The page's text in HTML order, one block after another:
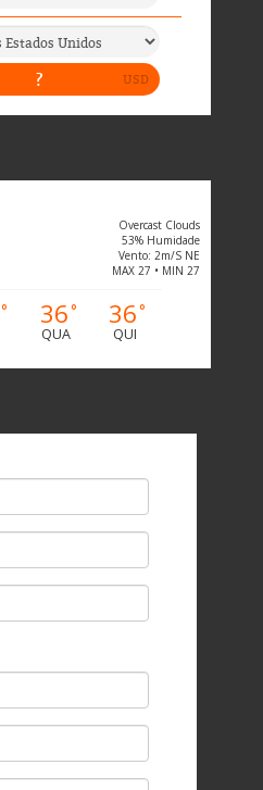
Overcast Clouds
53% Humidade
Vento: 2m/s NE
MAX 27 • MIN 27
° 36°
QUA
36°
QUI